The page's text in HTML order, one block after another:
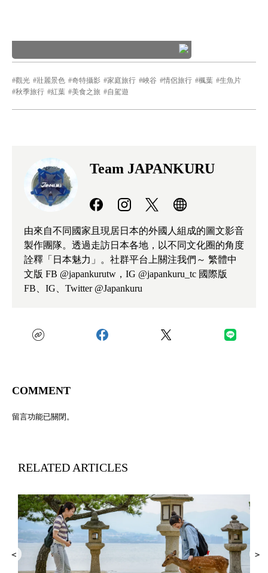
觀光 壯麗景色 奇特攝影 家庭旅行 峽谷 情侶旅行 楓葉
生魚片
秋季旅行
紅葉 美食之旅 自駕遊
Team JAPANKURU
由來自不同國家且現居日本的外國人組成的圖文影音
製作團隊。透過走訪日本各地，以不同文化圈的角度
詮釋「日本魅力」。社群平台上關注我們～ 繁體中
文版 FB @japankurutw，IG @japankuru_tc 國際版
FB、IG、Twitter @Japankuru
COMMENT
留言功能已關閉。
RELATED ARTICLES